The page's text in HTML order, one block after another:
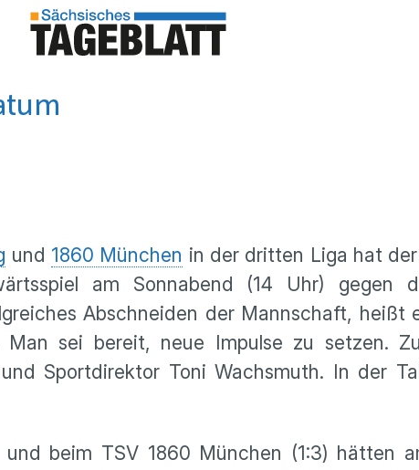
und 1860 München in der dritten Liga hat
am Sonnabend (14 Uhr) gegen
Abschneiden der Mannschaft,
sei bereit, neue Impulse zu setzen.
Sportdirektor Toni Wachsmuth. In der
beim TSV 1860 München (1:3) hätten